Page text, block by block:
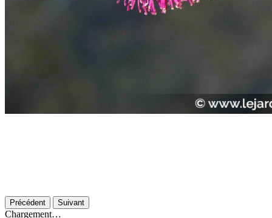
Précédent Suivant
Chargement…